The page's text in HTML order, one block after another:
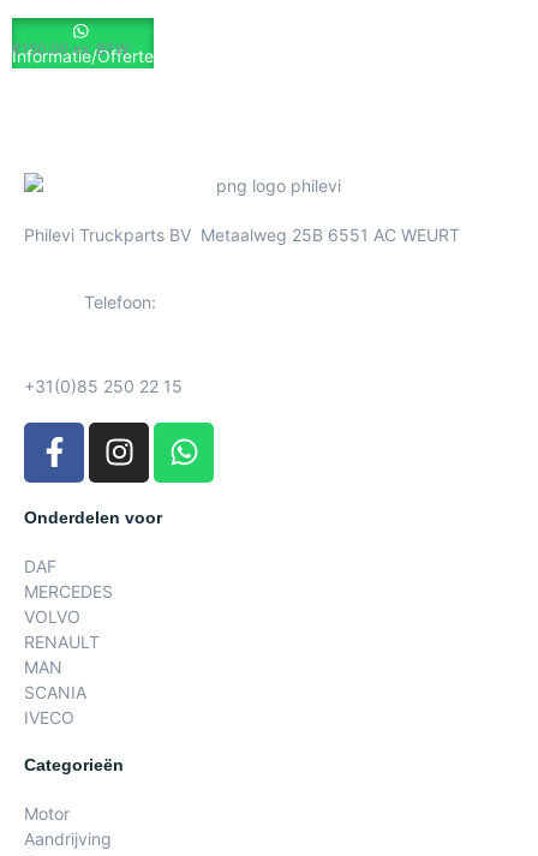
€150.00 ex. BTW
Informatie/Offerte
Philevi Truckparts BV Metaalweg 25B 6551 AC WEURT
Telefoon:
+31(0)85 250 22 15
Onderdelen voor
DAF
MERCEDES
VOLVO
RENAULT
MAN
SCANIA
IVECO
Categorieën
Motor
Aandrijving